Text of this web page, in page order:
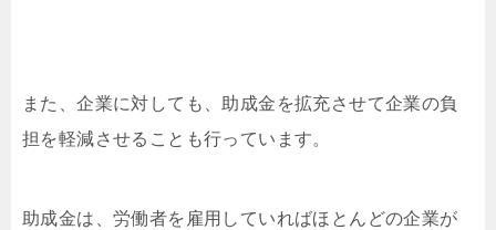
また、企業に対しても、助成金を拡充させて企業の負
担を軽減させることも行っています。
助成金は、労働者を雇用していればほとんどの企業が